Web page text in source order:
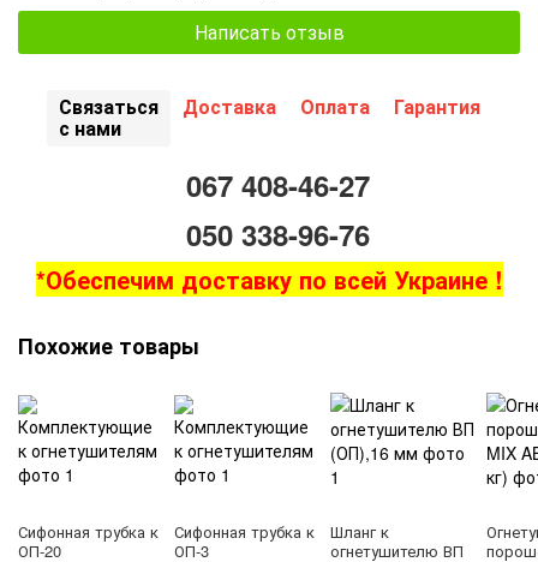
Написать отзыв
Связаться
с нами
Доставка Оплата Гарантия
067 408-46-27
050 338-96-76
*Обеспечим доставку по всей Украине !
Похожие товары
Сифонная трубка к
ОП-20
Сифонная трубка к
ОП-3
Шланг к
огнетушителю ВП